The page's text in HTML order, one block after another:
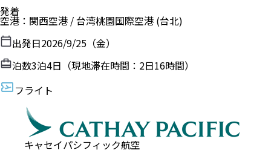
発着
空港 ： 関西空港 /台湾桃園国際空港 (台北)
出発日2026/9/25（金）
泊数3泊4日（現地滞在時間： 2日16時間）
フライト
キャセイパシフィック航空